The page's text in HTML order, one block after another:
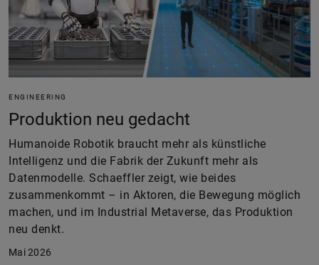
ENGINEERING
Produktion neu gedacht
Humanoide Robotik braucht mehr als künstliche
Intelligenz und die Fabrik der Zukunft mehr als
Datenmodelle. Schaeffler zeigt, wie beides
zusammenkommt – in Aktoren, die Bewegung möglich
machen, und im Industrial Metaverse, das Produktion
neu denkt.
Mai 2026